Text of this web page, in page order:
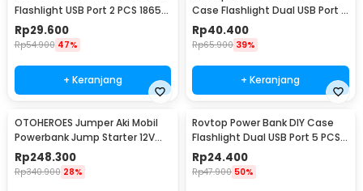
Flashlight USB Port 2 PCS 18650
Flat Top - M06
Rp29.600
Rp54.900 47%
+ Keranjang
Case Flashlight Dual USB Port 5
PCS 18650 - 4NB1
Rp40.400
Rp65.900 39%
+ Keranjang
OTOHEROES Jumper Aki Mobil
Powerbank Jump Starter 12V
10000mAh 300A - K21
Rp248.300
Rp340.900 28%
Rovtop Power Bank DIY Case
Flashlight Dual USB Port 5 PCS
18650 - PB-01
Rp24.400
Rp47.900 50%